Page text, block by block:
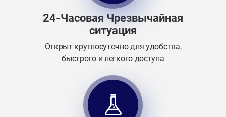
24-Часовая Чрезвычайная
ситуация
Открыт круглосуточно для удобства,
быстрого и легкого доступа